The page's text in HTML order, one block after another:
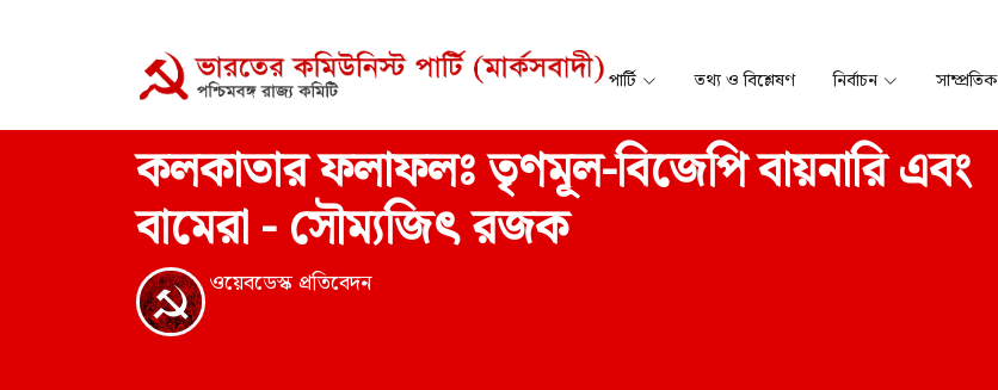
পার্টি তথ্য ও বিশ্লেষণ নির্বাচন সাম্প্রতিক
কলকাতার ফলাফলঃ তৃণমূল-বিজেপি বায়নারি এবং
বামেরা - সৌম্যজিৎ রজক
ওয়েবডেস্ক প্রতিবেদন